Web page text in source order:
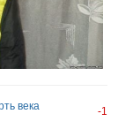
века
-1